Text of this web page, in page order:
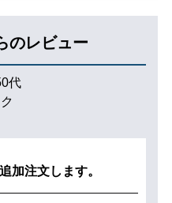
のレビュー
代
加注文します。